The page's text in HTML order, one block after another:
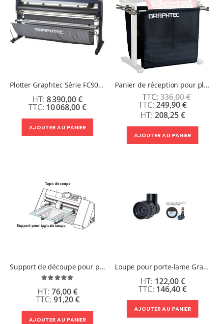
Plotter Graphtec Série FC9000-160 - Garantie 3 ans
10 068,00 €
8 390,00 €
AJOUTER AU PANIER
Panier de réception pour plotter Graphec CE7000-60
336,00 €
Prix
Spécial
249,90 €
208,25 €
AJOUTER AU PANIER
Support de découpe pour plotter Graphtec CE-8000-40 & 60
Évaluation:
91,20 €
76,00 €
AJOUTER AU PANIER
Loupe pour porte-lame Graphtec
146,40 €
122,00 €
AJOUTER AU PANIER